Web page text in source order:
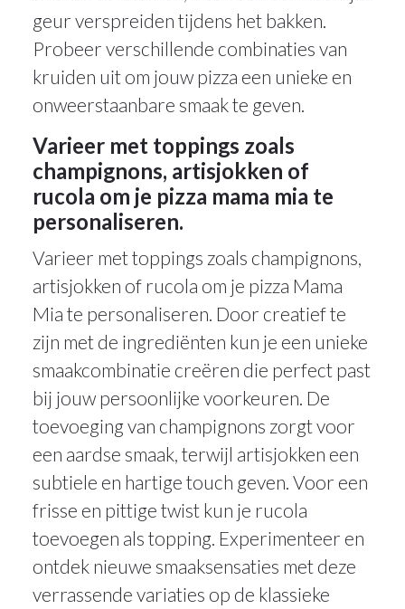
geur verspreiden tijdens het bakken.
Probeer verschillende combinaties van
kruiden uit om jouw pizza een unieke en
onweerstaanbare smaak te geven.
Varieer met toppings zoals
champignons, artisjokken of
rucola om je pizza mama mia te
personaliseren.
Varieer met toppings zoals champignons,
artisjokken of rucola om je pizza Mama
Mia te personaliseren. Door creatief te
zijn met de ingrediënten kun je een unieke
smaakcombinatie creëren die perfect past
bij jouw persoonlijke voorkeuren. De
toevoeging van champignons zorgt voor
een aardse smaak, terwijl artisjokken een
subtiele en hartige touch geven. Voor een
frisse en pittige twist kun je rucola
toevoegen als topping. Experimenteer en
ontdek nieuwe smaaksensaties met deze
verrassende variaties op de klassieke